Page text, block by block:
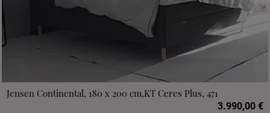
Jensen Continental, 180 x 200 cm,KT Ceres Plus, 471
3.990,00 €